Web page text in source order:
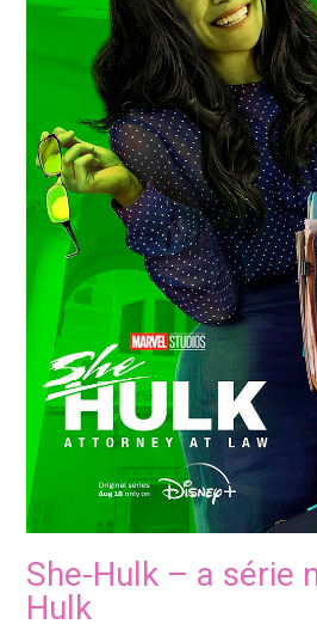
She-Hulk – a série
Hulk